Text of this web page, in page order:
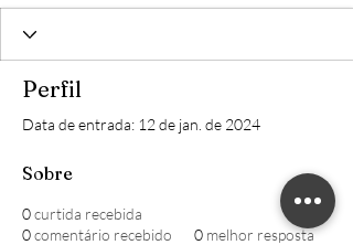
Perfil
Data de entrada: 12 de jan. de 2024
Sobre
0curtida recebida
0comentário recebido 0 melhor resposta